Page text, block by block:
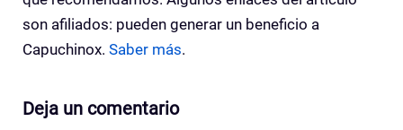
son afiliados: pueden generar un beneficio a
Capuchinox. Saber más.
Deja un comentario